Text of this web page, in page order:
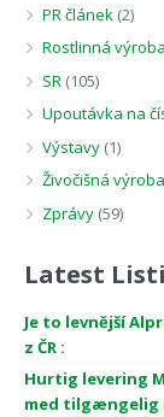
PR článek (2)
Rostlinná výroba
SR (105)
Upoutávka na
Výstavy (1)
Živočišná výroba
Zprávy (59)
Latest
Je to levnější
z ČR :
Hurtig levering
med tilgængelig